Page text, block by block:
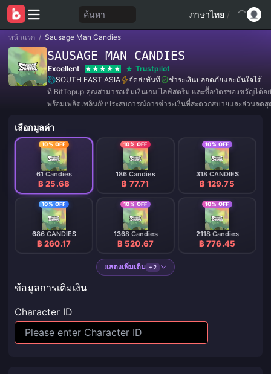
ค้นหา ภาษาไทย /
หน้าแรก / Sausage Man Candies
SAUSAGE MAN CANDIES
Excellent
Trustpilot
SOUTH EAST ASIA
จัดส่งทันที
ชำระเงินปลอดภัยและมั่นใจได้
ที่ BitTopup คุณสามารถเติมเงินเกม ไลฟ์สตรีม และซื้อบัตรของขวัญได้อ
พร้อมเพลิดเพลินกับประสบการณ์การชำระเงินที่สะดวกสบายและส่วนลด
เลือกมูลค่า
10% OFF
61 Candies
฿ 25.68
10% OFF
186 Candies
฿ 77.71
10% OFF
318 CANDIES
฿ 129.75
10% OFF
686 CANDIES
฿ 260.17
10% OFF
1368 Candies
฿ 520.67
10% OFF
2118 Candies
฿ 776.45
แสดงเพิ่มเติม +2
ข้อมูลการเติมเงิน
Character ID